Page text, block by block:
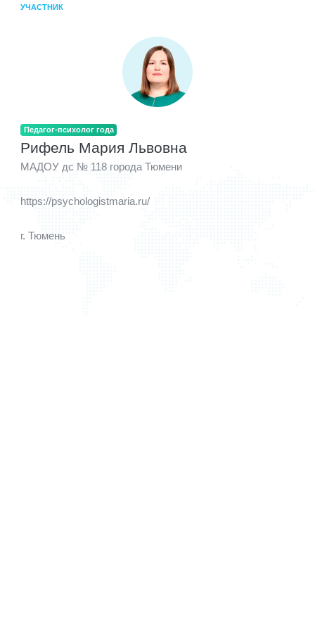
УЧАСТНИК
Педагог-психолог года
Рифель Мария Львовна
МАДОУ дс № 118 города Тюмени
https://psychologistmaria.ru/
г. Тюмень